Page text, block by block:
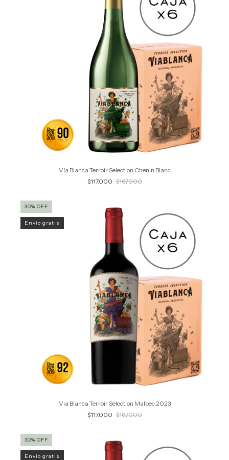
Vía Blanca Terroir Selection Chenin Blanc
$117.000 $167.000
30% OFF
Envío gratis
Via Blanca Terroir Selection Malbec 2023
$117.000 $167.000
30% OFF
Envío gratis